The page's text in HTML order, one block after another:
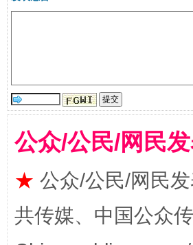
受贿1.44亿！段成刚被判无期
公众/公民/网民
★ 公众/公民/网民
共传媒、中国公众